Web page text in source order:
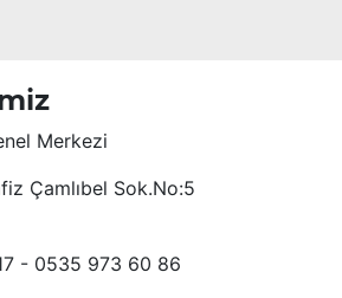
Merkezi
Çamlıbel Sok.No:5
- 0535 973 60 86